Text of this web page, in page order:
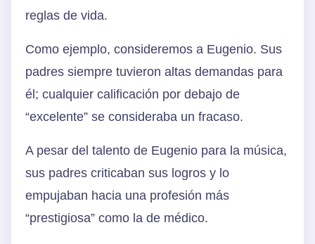
reglas de vida.
Como ejemplo, consideremos a Eugenio. Sus
padres siempre tuvieron altas demandas para
él; cualquier calificación por debajo de
“excelente” se consideraba un fracaso.
A pesar del talento de Eugenio para la música,
sus padres criticaban sus logros y lo
empujaban hacia una profesión más
“prestigiosa” como la de médico.